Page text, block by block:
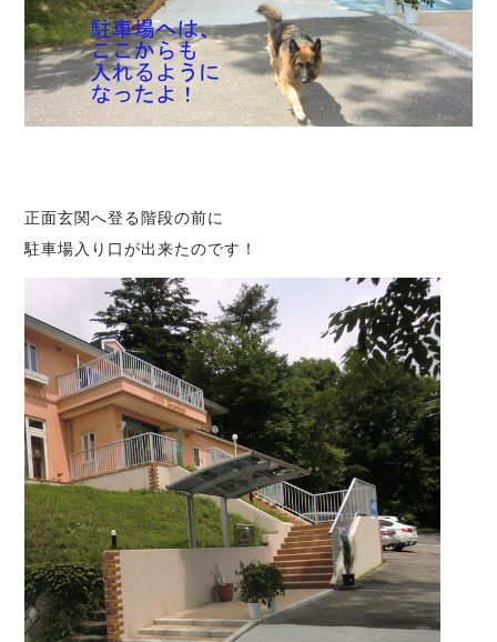
正面玄関へ登る階段の前に
駐車場入り口が出来たのです！